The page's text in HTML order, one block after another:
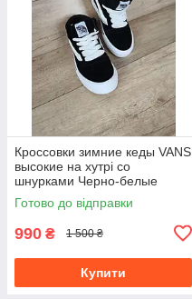
Кроссовки зимние кеды VANS
высокие на хутрі со
шнурками Черно-белые
унисекс унисекс теплые
Готово до відправки
990 ₴ 1 500 ₴
Купити